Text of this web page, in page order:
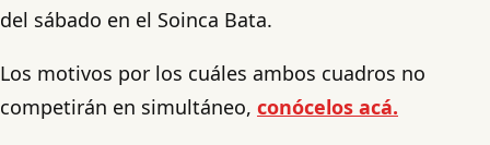
del sábado en el Soinca Bata.
Los motivos por los cuáles ambos cuadros no
competirán en simultáneo, conócelos acá.